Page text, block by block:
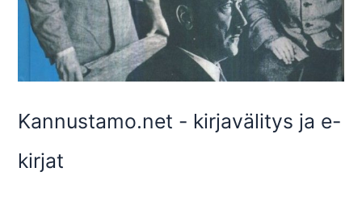
Kannustamo.net - kirjavälitys ja e-
kirjat